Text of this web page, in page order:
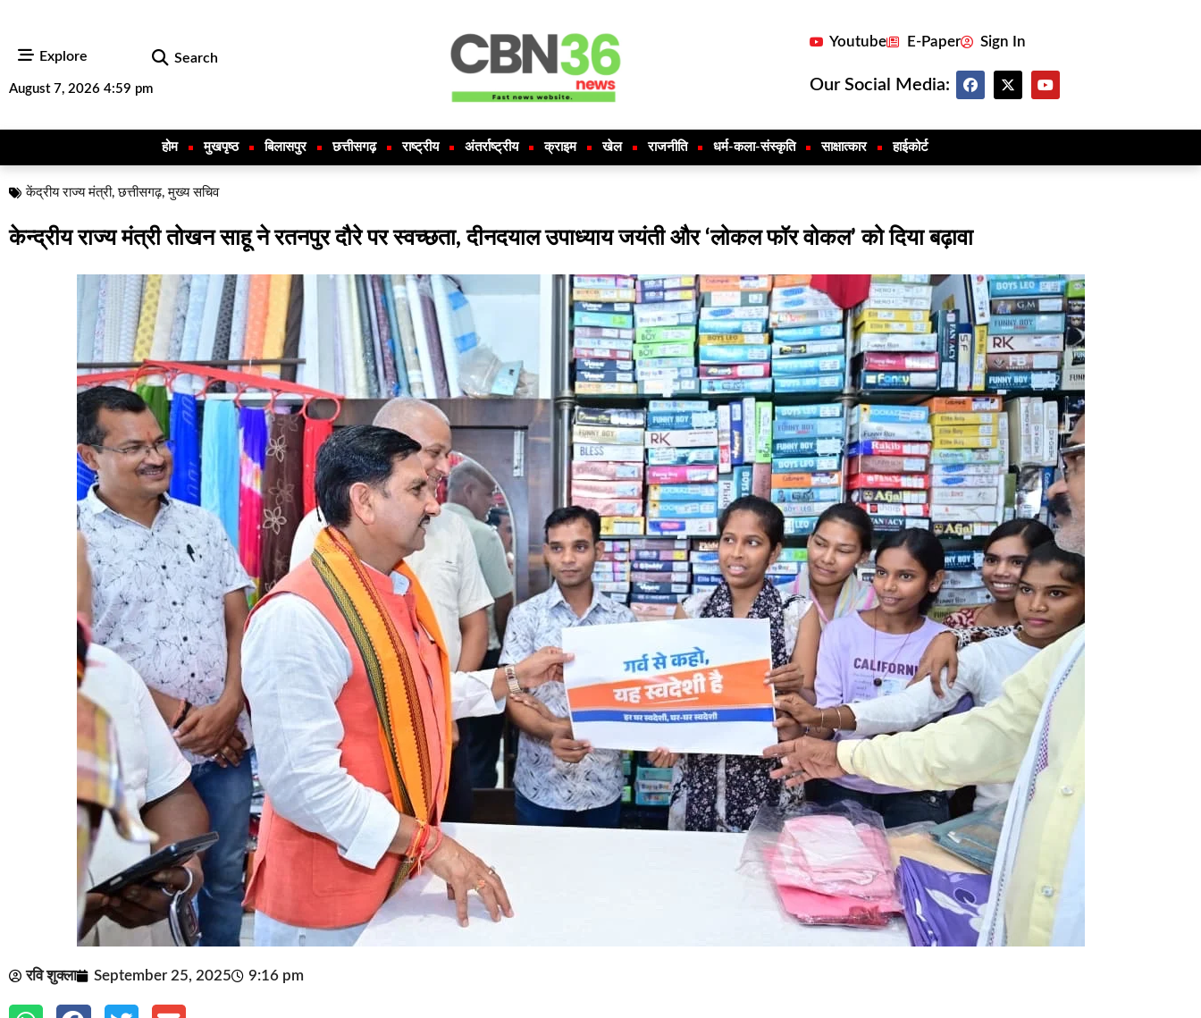
Explore Search
August 7, 2026 4:59 pm
Youtube E-Paper Sign In
Our Social Media:
होम मुखपृष्ठ बिलासपुर छत्तीसगढ़ राष्ट्रीय अंतर्राष्ट्रीय क्राइम खेल राजनीति धर्म-कला-संस्कृति साक्षात्कार हाईकोर्ट
केंद्रीय राज्य मंत्री,छत्तीसगढ़,मुख्य सचिव
केन्द्रीय राज्य मंत्री तोखन साहू ने रतनपुर दौरे पर स्वच्छता, दीनदयाल उपाध्याय जयंती और ‘लोकल फॉर वोकल’ को दिया बढ़ावा
रवि शुक्ला September 25, 2025 9:16 pm